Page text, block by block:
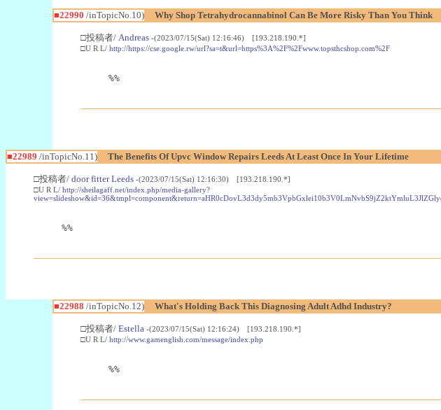
■22990 /inTopicNo.10) Why Shop Tetrahydrocannabinol Can Be More Risky Than You Think
□投稿者/ Andreas -(2023/07/15(Sat) 12:16:46) [193.218.190.*]
□U R L/ http://https://cse.google.rw/url?sa=t&url=https%3A%2F%2Fwww.topsthcshop.com%2F
%%
■22989 /inTopicNo.11) The Benefits Of Upvc Window Repairs Leeds At Least Once In Your Lifetime
□投稿者/ door fitter Leeds -(2023/07/15(Sat) 12:16:30) [193.218.190.*]
□U R L/ http://sheilagaff.net/index.php/media-gallery?
%%
■22988 /inTopicNo.12) What's Holding Back This Diagnosing Adult Adhd Industry?
□投稿者/ Estella -(2023/07/15(Sat) 12:16:24) [193.218.190.*]
□U R L/ http://www.gamenglish.com/message/index.php
%%